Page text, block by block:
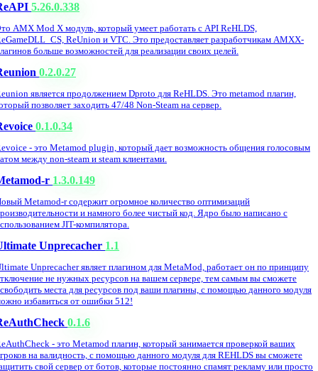
5.26.0.338
AMX Mod X модуль, который умеет работать с API ReHLDS,
ReUnion и VTC. Это предоставляет разработчикам AMXX-
больше возможностей для реализации своих целей.
0.2.0.27
является продолжением Dproto для ReHLDS. Это metamod плагин,
позволяет заходить 47/48 Non-Steam на сервер.
0.1.0.34
- это Metamod plugin, который дает возможность общения голосовым
между non-steam и steam клиентами.
r 1.3.0.149
Metamod-r содержит огромное количество оптимизаций
и намного более чистый код. Ядро было написано с
JIT-компилятора.
Unprecacher 1.1
Unprecacher являет плагином для MetaMod, работает он по принципу
не нужных ресурсов на вашем сервере, тем самым вы сможете
места для ресурсов под ваши плагины, с помощью данного модуля
избавиться от ошибки 512!
0.1.6
- это Metamod плагин, который занимается проверкой ваших
на валидность, с помощью данного модуля для REHLDS вы сможете
свой сервер от ботов, которые постоянно спамят рекламу или просто